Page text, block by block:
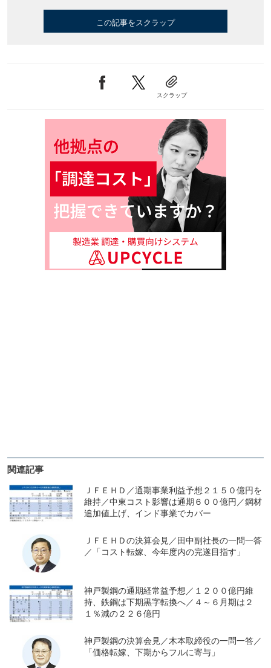
この記事をスクラップ
スクラップ
関連記事
ＪＦＥＨＤ／通期事業利益予想２１５０億円を
維持／中東コスト影響は通期６００億円／鋼材
追加値上げ、インド事業でカバー
ＪＦＥＨＤの決算会見／田中副社長の一問一答
／「コスト転嫁、今年度内の完遂目指す」
神戸製鋼の通期経常益予想／１２００億円維
持、鉄鋼は下期黒字転換へ／４～６月期は２
１％減の２２６億円
神戸製鋼の決算会見／木本取締役の一問一答／
「価格転嫁、下期からフルに寄与」